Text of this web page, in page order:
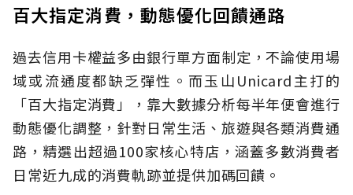
百大指定消費，動態優化回饋通路
過去信用卡權益多由銀行單方面制定，不論使用場
域或流通度都缺乏彈性。而玉山Unicard主打的
「百大指定消費」，靠大數據分析每半年便會進行
動態優化調整，針對日常生活、旅遊與各類消費通
路，精選出超過100家核心特店，涵蓋多數消費者
日常近九成的消費軌跡並提供加碼回饋。